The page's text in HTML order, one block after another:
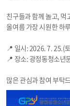
친구들과 함께 놀고, 먹
올여름 가장 시원한 하
📍 일시: 2026. 7. 25.(
📍 장소: 광정동청소년
많은 관심과 참여 부탁